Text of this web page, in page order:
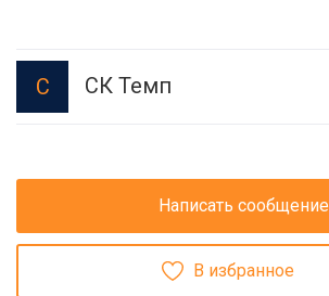
С СК Темп
Написать сообщение
В избранное